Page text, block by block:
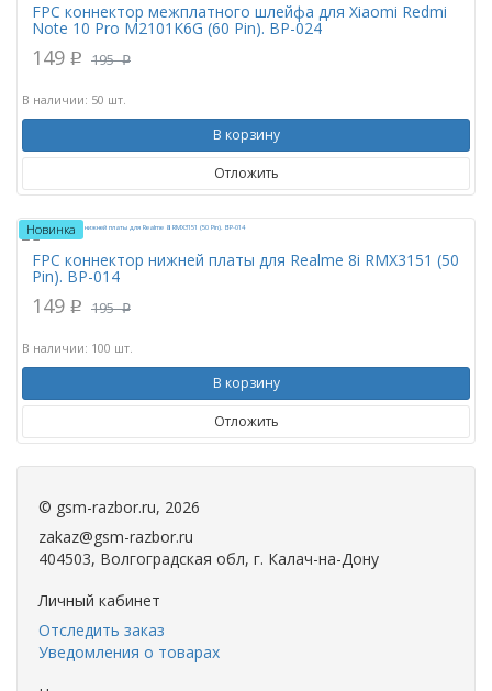
FPC коннектор межплатного шлейфа для Xiaomi Redmi
Note 10 Pro M2101K6G (60 Pin). BP-024
149 p 195 p
В наличии: 50 шт.
В корзину
Отложить
Новинка
FPC коннектор нижней платы для Realme 8i RMX3151 (50
Pin). BP-014
149 p 195 p
В наличии: 100 шт.
В корзину
Отложить
© gsm-razbor.ru, 2026
zakaz@gsm-razbor.ru
404503, Волгоградская обл, г. Калач-на-Дону
Личный кабинет
Отследить заказ
Уведомления о товарах